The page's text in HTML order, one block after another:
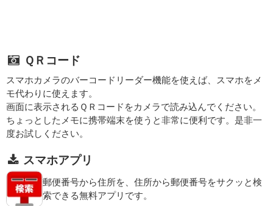
ＱＲコード
スマホカメラのバーコードリーダー機能を使えば、スマホをメ
モ代わりに使えます。
画面に表示されるＱＲコードをカメラで読み込んでください。
ちょっとしたメモに携帯端末を使うと非常に便利です。是非一
度お試しください。
スマホアプリ
郵便番号から住所を、住所から郵便番号をサクッと検
索できる無料アプリです。